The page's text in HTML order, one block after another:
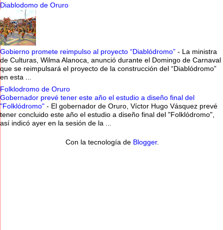
Diablodomo de Oruro
Gobierno promete reimpulso al proyecto “Diablódromo” - La ministra
de Culturas, Wilma Alanoca, anunció durante el Domingo de Carnaval
que se reimpulsará el proyecto de la construcción del “Diablódromo”
en esta ...
Folklodromo de Oruro
Gobernador prevé tener este año el estudio a diseño final del
"Folklódromo" - El gobernador de Oruro, Víctor Hugo Vásquez prevé
tener concluido este año el estudio a diseño final del "Folklódromo",
así indicó ayer en la sesión de la ...
Con la tecnología de Blogger.